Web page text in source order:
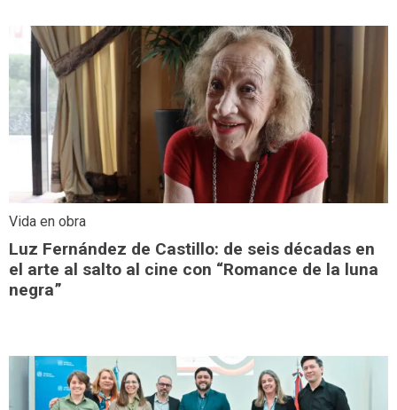
Vida en obra
Luz Fernández de Castillo: de seis décadas en
el arte al salto al cine con “Romance de la luna
negra”